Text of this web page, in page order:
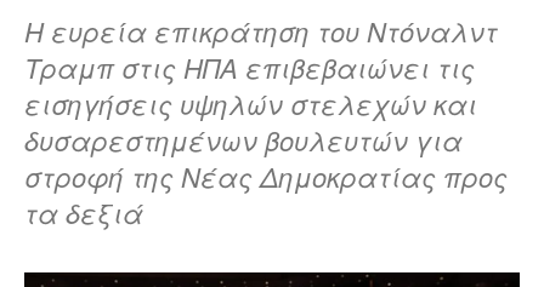
Η ευρεία επικράτηση του Ντόναλντ
Τραμπ στις ΗΠΑ επιβεβαιώνει τις
εισηγήσεις υψηλών στελεχών και
δυσαρεστημένων βουλευτών για
στροφή της Νέας Δημοκρατίας προς
τα δεξιά